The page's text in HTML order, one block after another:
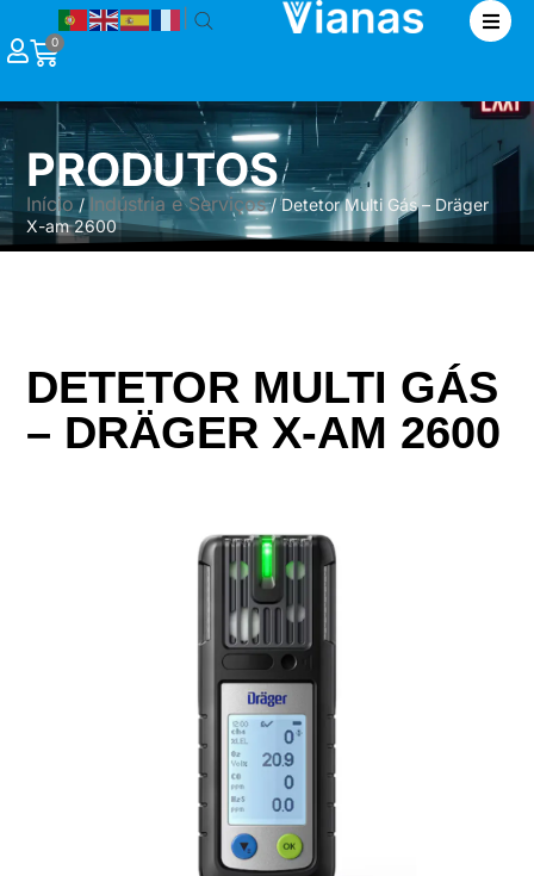
0
PRODUTOS
Início/ Indústria e Serviços/ Detetor Multi Gás – Dräger
X-am 2600
DETETOR MULTI GÁS
– DRÄGER X-AM 2600